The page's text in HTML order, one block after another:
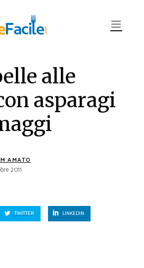
alle
asparagi
AMATO
2011
TWITTER LINKEDIN